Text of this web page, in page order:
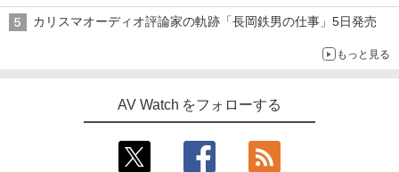
音”Tecnologia e Cuore「DS-TC52B」を聴く
カリスマオーディオ評論家の軌跡「長岡鉄男の仕事」5日発売
もっと見る
AV Watch をフォローする